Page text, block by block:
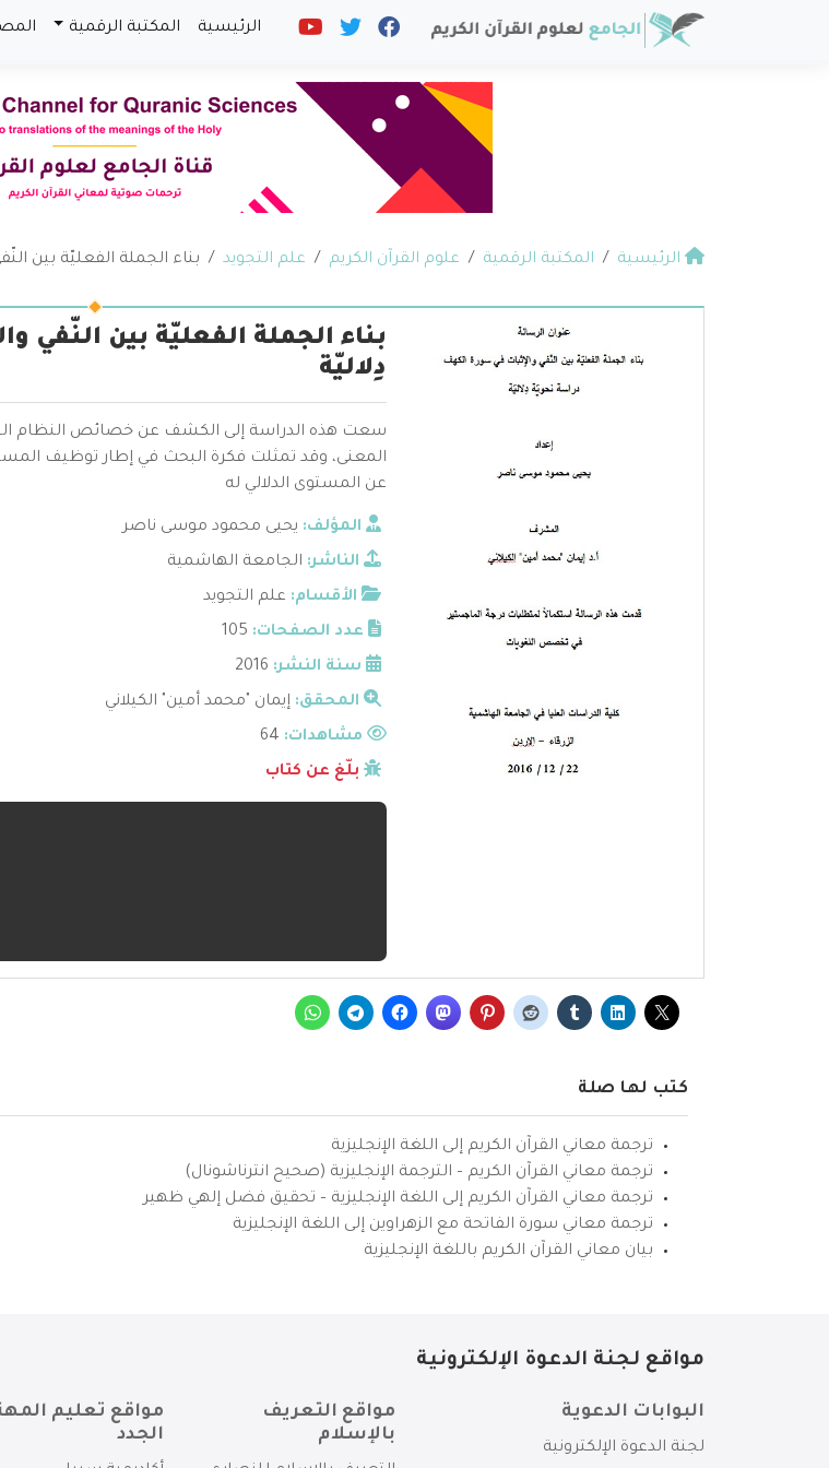
الرئيسية المكتبة الرقمية
الرئيسية المكتبة الرقمية علوم القرآن الكريم علم التجويد بناء الجملة الفعليّة بين
بناء الجملة الفعليّة بين النّفي
دِلاليّة
سعت هذه الدراسة إلى الكشف عن خصائص النظام
المعنى، وقد تمثلت فكرة البحث في إطار توظيف
عن المستوى الدلالي له
المؤلف: يحيى محمود موسى ناصر
الناشر: الجامعة الهاشمية
الأقسام: علم التجويد
عدد الصفحات: 105
سنة النشر: 2016
المحقق: إيمان "محمد أمين" الكيلاني
مشاهدات:
بلّغ عن كتاب
كتب لها صلة
ترجمة معاني القرآن الكريم إلى اللغة الإنجليزية
ترجمة معاني القرآن الكريم – الترجمة الإنجليزية (صحيح انترناشونال)
ترجمة معاني القرآن الكريم إلى اللغة الإنجليزية – تحقيق فضل إلهي ظهير
ترجمة معاني سورة الفاتحة مع الزهراوين إلى اللغة الإنجليزية
بيان معاني القرآن الكريم باللغة الإنجليزية
مواقع لجنة الدعوة الإلكترونية
البوابات الدعوية
لجنة الدعوة الإلكترونية
مواقع التعريف
بالإسلام
مواقع تعليم
الجدد